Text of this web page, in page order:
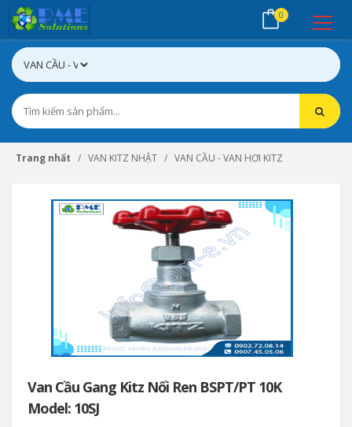
0
Trang nhất VAN KITZ NHẬT VAN CẦU - VAN HƠI KITZ
Van Cầu Gang Kitz Nối Ren BSPT/PT 10K
Model: 10SJ